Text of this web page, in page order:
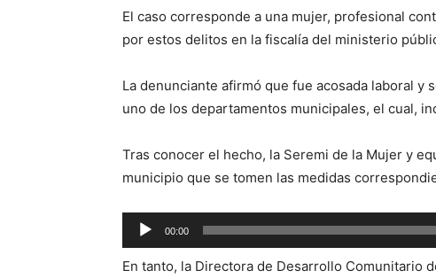
El caso corresponde a una mujer, profesional
por estos delitos en la fiscalía del ministerio
La denunciante afirmó que fue acosada laboral
uno de los departamentos municipales, el cual,
Tras conocer el hecho, la Seremi de la Mujer y
municipio que se tomen las medidas
Reproductor
de
audio
00:00
En tanto, la Directora de Desarrollo Comunitario